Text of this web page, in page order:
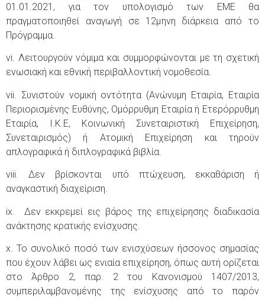
01.01.2021, για τον υπολογισμό των ΕΜΕ θα
πραγματοποιηθεί αναγωγή σε 12μηνη διάρκεια από το
Πρόγραμμα.
vi. Λειτουργούν νόμιμα και συμμορφώνονται με τη σχετική
ενωσιακή και εθνική περιβαλλοντική νομοθεσία.
vii. Συνιστούν νομική οντότητα (Ανώνυμη Εταιρία, Εταιρία
Περιορισμένης Ευθύνης, Ομόρρυθμη Εταιρία ή Ετερόρρυθμη
Εταιρία, Ι.Κ.Ε, Κοινωνική Συνεταιριστική Επιχείρηση,
Συνεταιρισμός) ή Ατομική Επιχείρηση και τηρούν
απλογραφικά ή διπλογραφικά βιβλία.
viii. Δεν βρίσκονται υπό πτώχευση, εκκαθάριση ή
αναγκαστική διαχείριση.
ix. Δεν εκκρεμεί εις βάρος της επιχείρησης διαδικασία
ανάκτησης κρατικής ενίσχυσης.
x. Το συνολικό ποσό των ενισχύσεων ήσσονος σημασίας
που έχουν λάβει ως ενιαία επιχείρηση, όπως αυτή ορίζεται
στο Άρθρο 2, παρ. 2 του Κανονισμού 1407/2013,
συμπεριλαμβανομένης της ενίσχυσης από το παρόν